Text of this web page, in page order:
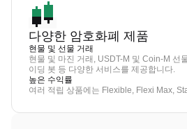
다양한 암호화폐 제품
현물 및 선물 거래
현물 및 마진 거래, USDT-M 및 Coin-M 선
이딩 봇 등 다양한 서비스를 제공합니다.
높은 수익률
여러 적립 상품에는 Flexible, Flexi Max,